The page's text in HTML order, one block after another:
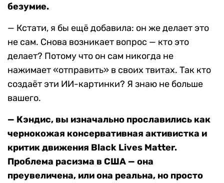
безумие.
— Кстати, я бы ещё добавила: он же делает это
не сам. Снова возникает вопрос — кто это
делает? Потому что он сам никогда не
нажимает «отправить» в своих твитах. Так кто
создаёт эти ИИ-картинки? Я знаю не больше
вашего.
— Кэндис, вы изначально прославились как
чернокожая консервативная активистка и
критик движения Black Lives Matter.
Проблема расизма в США — она
преувеличена, или она реальна, но просто